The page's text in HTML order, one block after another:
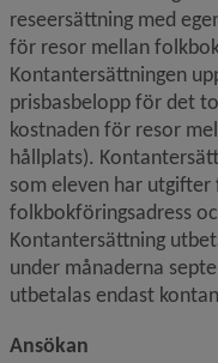
reseersättning med
för resor mellan
Kontantersättningen
prisbasbelopp för det
kostnaden för resor
hållplats).
som eleven har
Kontantersättning
under månaderna
utbetalas endast
Ansökan